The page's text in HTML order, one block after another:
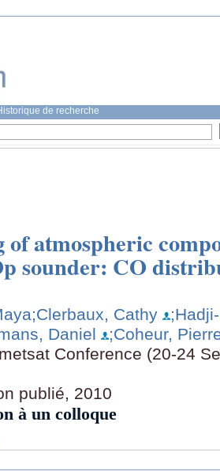
de recherche
atmospheric
sounder: CO
;Clerbaux, Cathy
Daniel
;Coheur,
Conference (20-24
publié, 2010
à un colloque